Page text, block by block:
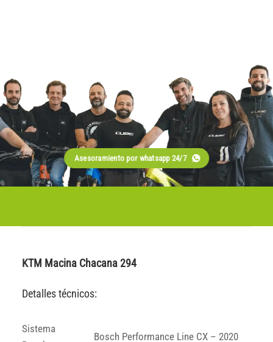
Asesoramiento por whatsapp 24/7
KTM Macina Chacana 294
Detalles técnicos:
Sistema
Bosch Performance Line CX – 2020